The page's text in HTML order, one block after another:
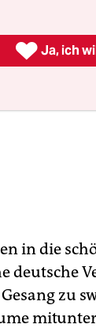
in die
deutsche
zu
mitunter
 Ja, ich